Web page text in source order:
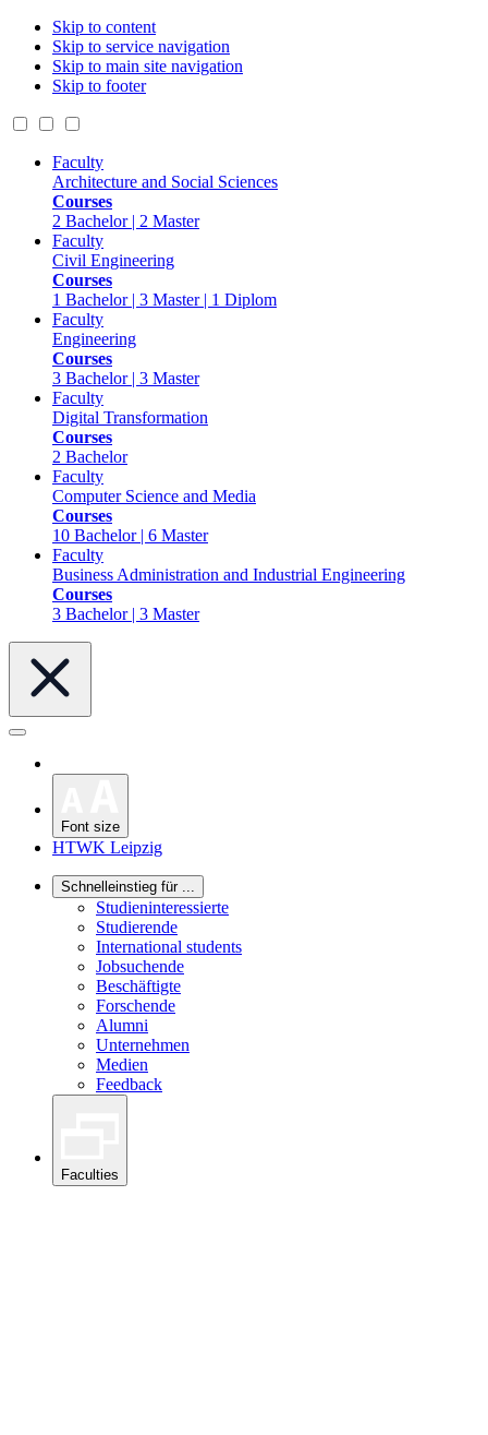
Skip to content
Skip to service navigation
Skip to main site navigation
Skip to footer
Faculty
Architecture and Social Sciences
Courses
2 Bachelor | 2 Master
Faculty
Civil Engineering
Courses
1 Bachelor | 3 Master | 1 Diplom
Faculty
Engineering
Courses
3 Bachelor | 3 Master
Faculty
Digital Transformation
Courses
2 Bachelor
Faculty
Computer Science and Media
Courses
10 Bachelor | 6 Master
Faculty
Business Administration and Industrial Engineering
Courses
3 Bachelor | 3 Master
Font size
HTWK Leipzig
Schnelleinstieg für ...
Studieninteressierte
Studierende
International students
Jobsuchende
Beschäftigte
Forschende
Alumni
Unternehmen
Medien
Feedback
Faculties